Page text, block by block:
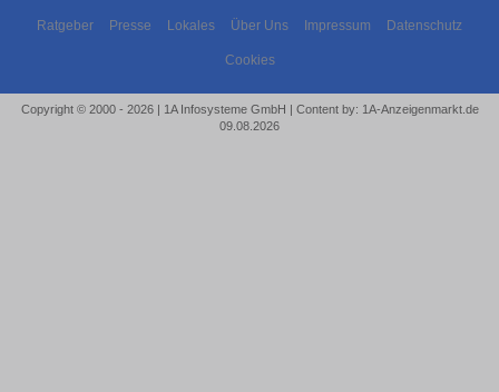
Ratgeber Presse Lokales Über Uns Impressum Datenschutz
Cookies
Copyright © 2000 - 2026 | 1A Infosysteme GmbH | Content by: 1A-Anzeigenmarkt.de
09.08.2026